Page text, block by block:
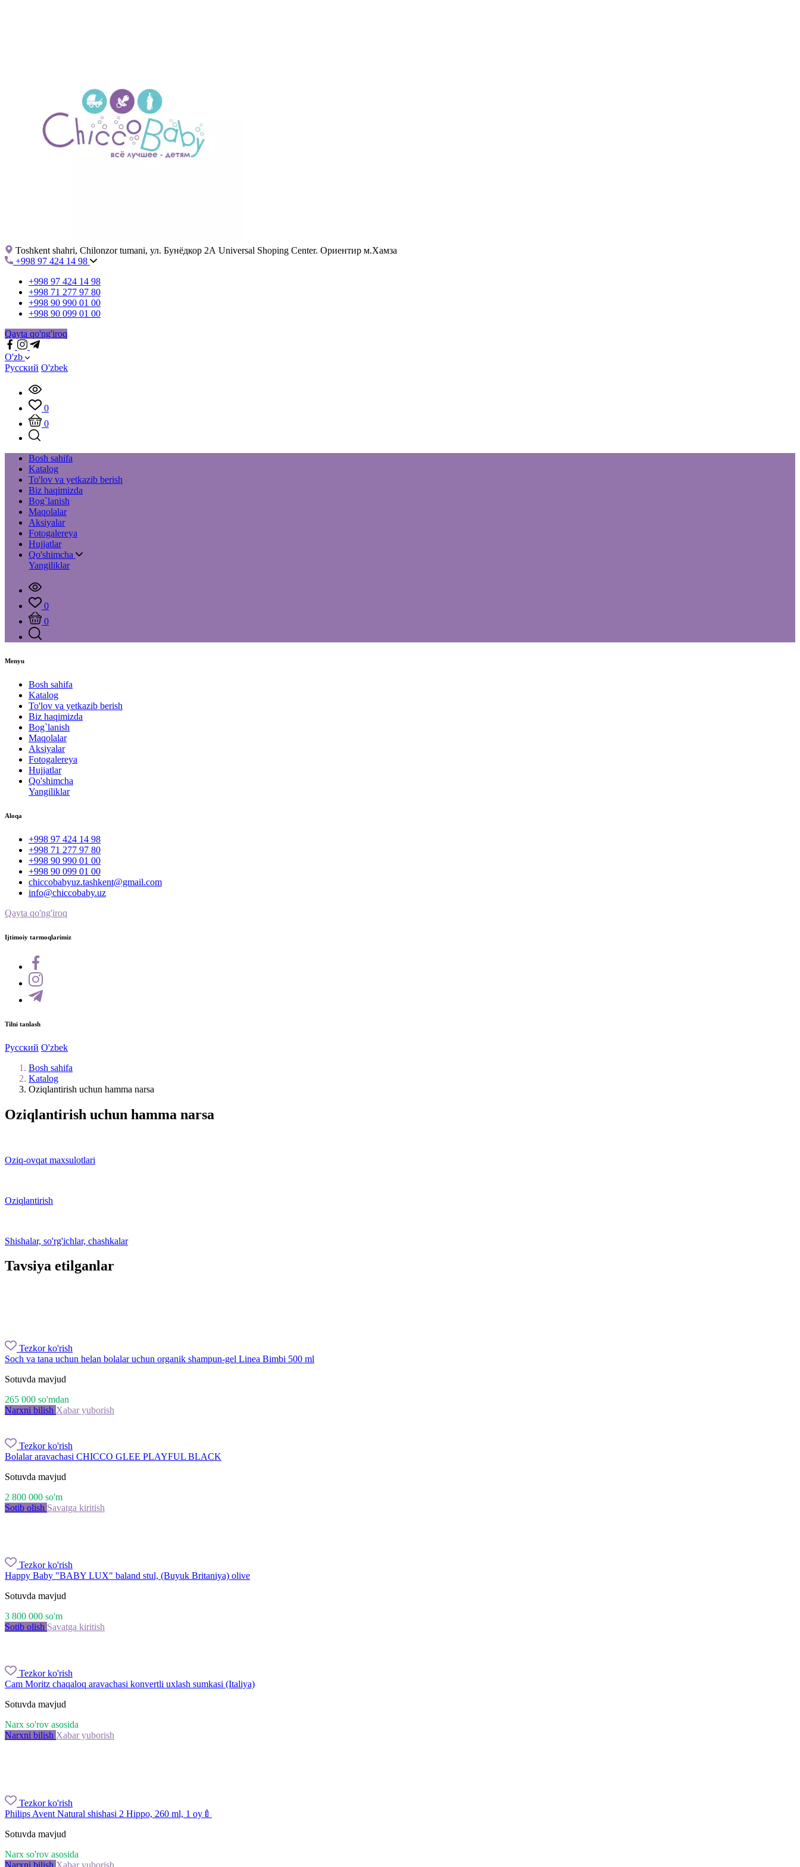
Toshkent shahri, Chilonzor tumani, ул. Бунёдкор 2А Universal Shoping Center. Ориентир м.Хамза
+998 97 424 14 98
+998 97 424 14 98
+998 71 277 97 80
+998 90 990 01 00
+998 90 099 01 00
Qayta qo'ng'iroq
O'zb
Русский O'zbek
0
0
Bosh sahifa
Katalog
To'lov va yetkazib berish
Biz haqimizda
Bog`lanish
Maqolalar
Aksiyalar
Fotogalereya
Hujjatlar
Qo'shimcha
Yangiliklar
0
0
Menyu
Bosh sahifa
Katalog
To'lov va yetkazib berish
Biz haqimizda
Bog`lanish
Maqolalar
Aksiyalar
Fotogalereya
Hujjatlar
Qo'shimcha
Yangiliklar
Aloqa
+998 97 424 14 98
+998 71 277 97 80
+998 90 990 01 00
+998 90 099 01 00
chiccobabyuz.tashkent@gmail.com
info@chiccobaby.uz
Qayta qo'ng'iroq
Ijtimoiy tarmoqlarimiz
Tilni tanlash
Русский O'zbek
Bosh sahifa
Katalog
Oziqlantirish uchun hamma narsa
Oziqlantirish uchun hamma narsa
Oziq-ovqat maxsulotlari
Oziqlantirish
Shishalar, so'rg'ichlar, chashkalar
Tavsiya etilganlar
Tezkor ko'rish
Soch va tana uchun helan bolalar uchun organik shampun-gel Linea Bimbi 500 ml
Sotuvda mavjud
265 000 so'mdan
Narxni bilish Xabar yuborish
Tezkor ko'rish
Bolalar aravachasi CHICCO GLEE PLAYFUL BLACK
Sotuvda mavjud
2 800 000 so'm
Sotib olish Savatga kiritish
Tezkor ko'rish
Happy Baby "BABY LUX" baland stul, (Buyuk Britaniya) olive
Sotuvda mavjud
3 800 000 so'm
Sotib olish Savatga kiritish
Tezkor ko'rish
Cam Moritz chaqaloq aravachasi konvertli uxlash sumkasi (Italiya)
Sotuvda mavjud
Narx so'rov asosida
Narxni bilish Xabar yuborish
Tezkor ko'rish
Philips Avent Natural shishasi 2 Hippo, 260 ml, 1 oy🍼
Sotuvda mavjud
Narx so'rov asosida